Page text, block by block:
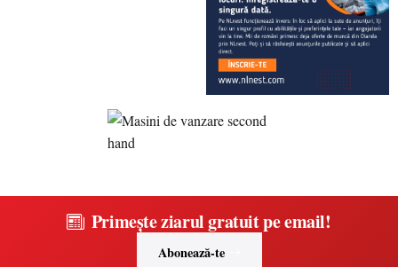
Primește ziarul gratuit pe email!
Abonează-te